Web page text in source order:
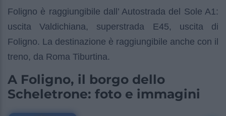
Foligno è raggiungibile dall’ Autostrada del Sole A1:
uscita Valdichiana, superstrada E45, uscita di
Foligno. La destinazione è raggiungibile anche con il
treno, da Roma Tiburtina.
A Foligno, il borgo dello
Scheletrone: foto e immagini